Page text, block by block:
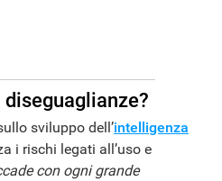
sviluppo dell’intelligenza
i rischi legati all’uso e
con ogni grande